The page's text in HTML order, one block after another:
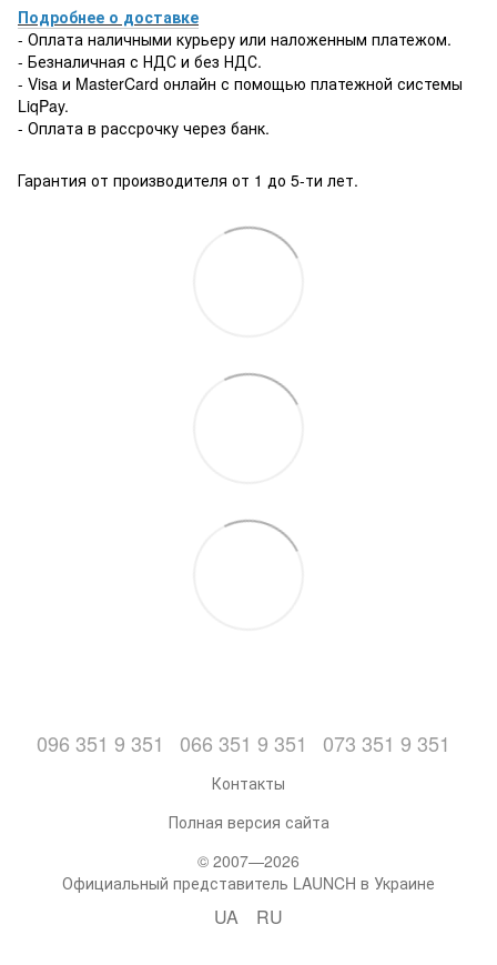
Подробнее о доставке
- Оплата наличными курьеру или наложенным платежом.
- Безналичная с НДС и без НДС.
- Visa и MasterCard онлайн с помощью платежной системы
LiqPay.
- Оплата в рассрочку через банк.
Гарантия от производителя от 1 до 5-ти лет.
096 351 9 351 066 351 9 351 073 351 9 351
Контакты
Полная версия сайта
© 2007—2026
Официальный представитель LAUNCH в Украине
UA RU